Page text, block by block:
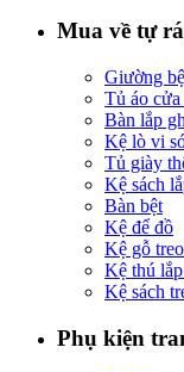
Mua về tự
Giường
Tủ áo cửa
Bàn lắp
Kệ lò vi
Tủ giày
Kệ sách
Bàn bệt
Kệ để đồ
Kệ gỗ
Kệ thú
Kệ sách
Phụ kiện